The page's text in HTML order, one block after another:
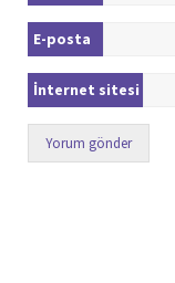
E-posta
İnternet sitesi